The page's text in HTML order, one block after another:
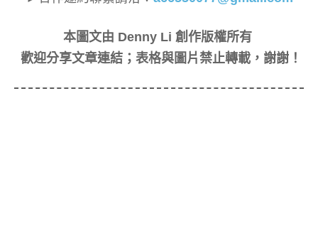
本圖文由 Denny Li 創作版權所有
歡迎分享文章連結；表格與圖片禁止轉載，謝謝！